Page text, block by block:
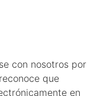
con nosotros por
que
en